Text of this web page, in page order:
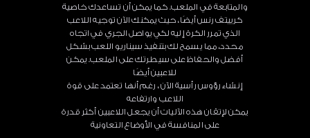
والمتابعة في الملعب. كما يمكن أن تساعدك خاصية
كرييتف رنس أيضًا، حيث يمكنك الآن توجيه اللاعب
الذي تمرر الكرة إليه لكي يواصل الجري في اتجاه
محدد، مما يسمح لك بتنفيذ سيناريو اللعب بشكل
أفضل والحفاظ على سيطرتك على الملعب. يمكن
للاعبين أيضًا
إنشاء رؤوس رأسية الآن ، رغم أنها تعتمد على قوة
اللاعب وارتفاعه
يمكن لإتقان هذه الآليات أن يجعل اللاعبين أكثر قدرة
على المنافسة في الأوضاع التعاونية